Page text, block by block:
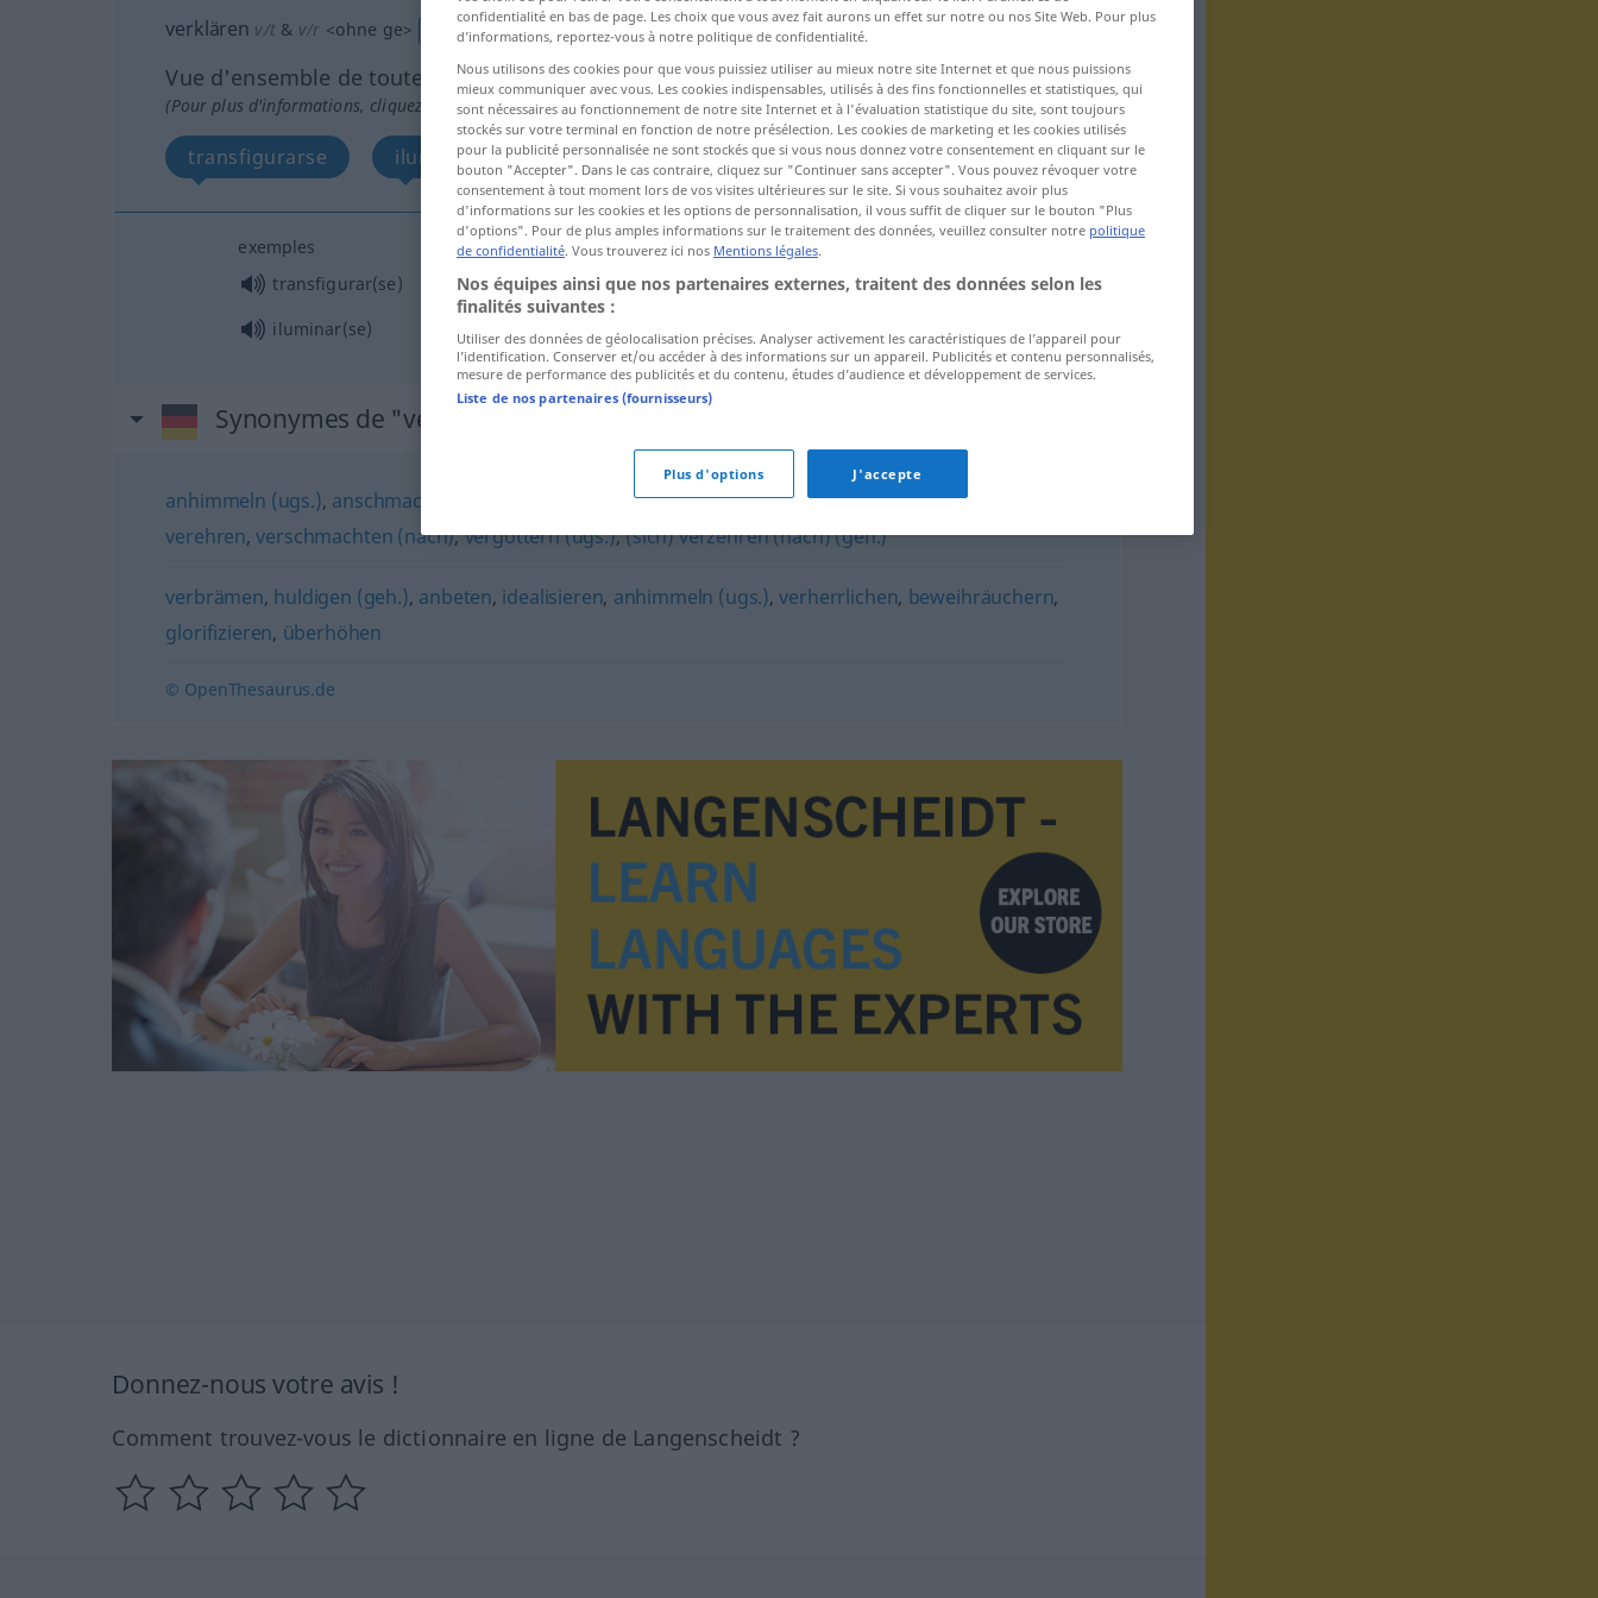
verklären v/t & v/r <ohne ge>
Vue d'ensemble de toutes les traductions
(Pour plus d'informations, cliquez sur/touchez la traduction)
transfigurarse iluminarse
exemples
transfigurar(se)
(sich) verklären
iluminar(se)
Synonymes de "verklären"
anhimmeln (ugs.), anschmachten schmachten (nach),idealisieren (fachspr.)
verehren,verschmachten (nach),vergöttern (ugs.),(sich) verzehren (nach) (geh.)
verbrämen, huldigen (geh.), anbeten, idealisieren, anhimmeln (ugs.),verherrlichen, beweihräuchern,
glorifizieren, überhöhen
© OpenThesaurus.de
Donnez-nous votre avis !
Comment trouvez-vous le dictionnaire en ligne de Langenscheidt ?
confidentialité en bas de page. Les choix que vous avez fait aurons un effet sur notre ou nos Site Web. Pour plus
d’informations, reportez-vous à notre politique de confidentialité.
Nous utilisons des cookies pour que vous puissiez utiliser au mieux notre site Internet et que nous puissions
mieux communiquer avec vous. Les cookies indispensables, utilisés à des fins fonctionnelles et statistiques, qui
sont nécessaires au fonctionnement de notre site Internet et à l'évaluation statistique du site, sont toujours
stockés sur votre terminal en fonction de notre présélection. Les cookies de marketing et les cookies utilisés
pour la publicité personnalisée ne sont stockés que si vous nous donnez votre consentement en cliquant sur le
bouton "Accepter". Dans le cas contraire, cliquez sur "Continuer sans accepter". Vous pouvez révoquer votre
consentement à tout moment lors de vos visites ultérieures sur le site. Si vous souhaitez avoir plus
d'informations sur les cookies et les options de personnalisation, il vous suffit de cliquer sur le bouton "Plus
d'options". Pour de plus amples informations sur le traitement des données, veuillez consulter notre politique
de confidentialité. Vous trouverez ici nos Mentions légales.
Nos équipes ainsi que nos partenaires externes, traitent des données selon les
finalités suivantes :
Utiliser des données de géolocalisation précises. Analyser activement les caractéristiques de l’appareil pour
l’identification. Conserver et/ou accéder à des informations sur un appareil. Publicités et contenu personnalisés,
mesure de performance des publicités et du contenu, études d’audience et développement de services.
Liste de nos partenaires (fournisseurs)
Plus d'options J'accepte